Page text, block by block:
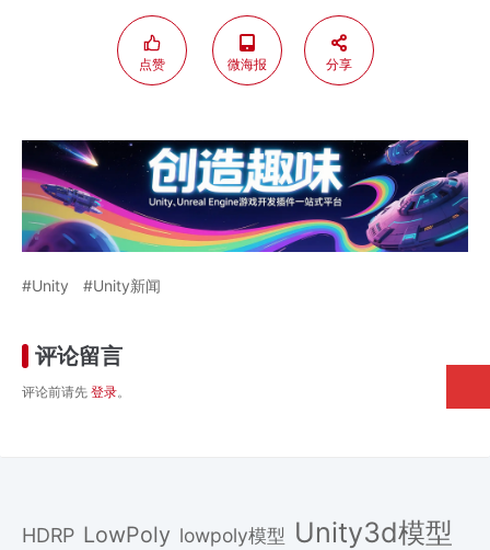
点赞 微海报 分享
Unity Unity新闻
评论留言
评论前请先 登录。
HDRP LowPoly lowpoly模型 Unity3d模型